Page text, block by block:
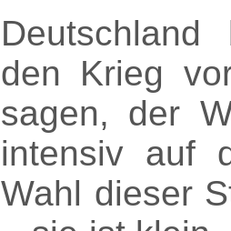
den Krieg
sagen, der
intensiv auf
Wahl dieser